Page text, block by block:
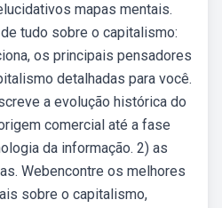
mapas mentais.
tudo sobre o capitalismo:
os principais pensadores
detalhadas para você.
a evolução histórica do
comercial até a fase
da informação. 2) as
Webencontre os melhores
sobre o capitalismo,